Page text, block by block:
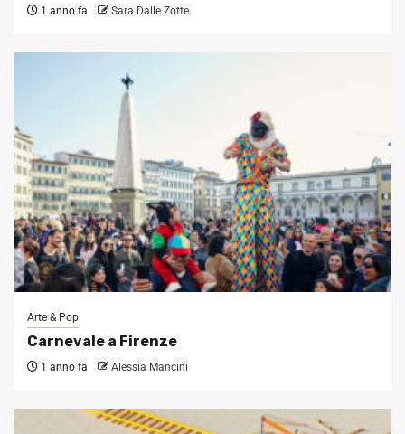
1 anno fa Sara Dalle Zotte
Arte & Pop
Carnevale a Firenze
1 anno fa Alessia Mancini